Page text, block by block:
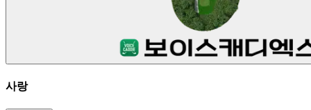
사랑